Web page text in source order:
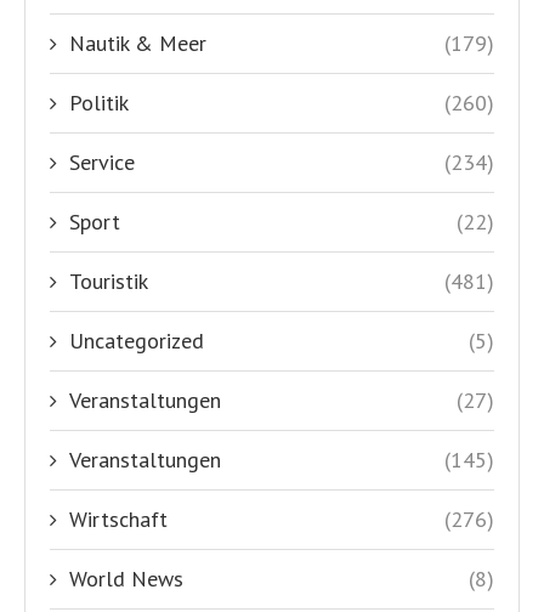
Nautik & Meer (179)
Politik (260)
Service (234)
Sport (22)
Touristik (481)
Uncategorized (5)
Veranstaltungen (27)
Veranstaltungen (145)
Wirtschaft (276)
World News (8)